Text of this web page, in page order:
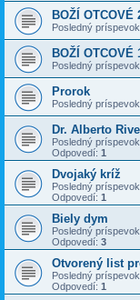
BOŽÍ OTCOVÉ
Posledný
BOŽÍ OTCOVÉ
Posledný
Prorok
Posledný
Dr. Alberto
Posledný
Odpovedí: 1
Dvojaký kríž
Posledný
Odpovedí: 1
Biely dym
Posledný
Odpovedí: 3
Otvorený list
Posledný
Odpovedí: 1